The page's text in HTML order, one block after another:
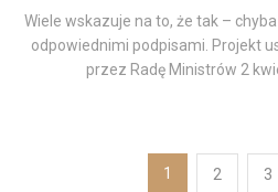
Wiele wskazuje na to, że tak –
odpowiednimi podpisami. Projekt
przez Radę Ministrów 2
Stronicowanie
1 2 3